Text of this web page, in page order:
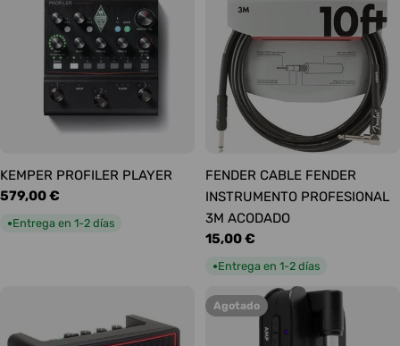
KEMPER PROFILER PLAYER
Precio
habitual
579,00 €
●Entrega en 1-2 días
FENDER CABLE FENDER
INSTRUMENTO PROFESIONAL
3M ACODADO
Precio
habitual
15,00 €
●Entrega en 1-2 días
Agotado